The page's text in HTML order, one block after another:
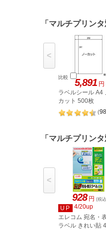
「マルチプリン
比較 5,891 円
ラベルシール A4
カット 500枚
(98
<
「マルチプリン
928 円 (税
UP
4/20up
エレコム 宛名・
ラベル きれい貼
<